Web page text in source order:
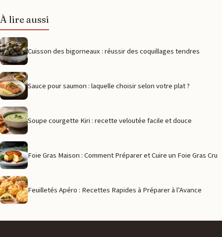
À lire aussi
Cuisson des bigorneaux : réussir des coquillages tendres
Sauce pour saumon : laquelle choisir selon votre plat ?
Soupe courgette Kiri : recette veloutée facile et douce
Foie Gras Maison : Comment Préparer et Cuire un Foie Gras Cru
Feuilletés Apéro : Recettes Rapides à Préparer à l’Avance